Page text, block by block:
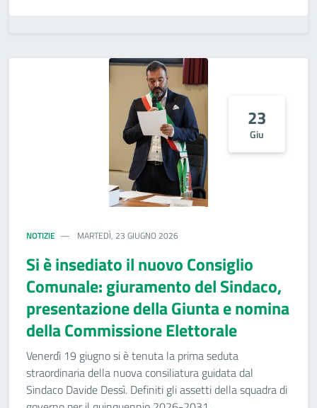
23
Giu
NOTIZIE MARTEDÌ, 23 GIUGNO 2026
Si è insediato il nuovo Consiglio
Comunale: giuramento del Sindaco,
presentazione della Giunta e nomina
della Commissione Elettorale
Venerdì 19 giugno si è tenuta la prima seduta
straordinaria della nuova consiliatura guidata dal
Sindaco Davide Dessì. Definiti gli assetti della squadra di